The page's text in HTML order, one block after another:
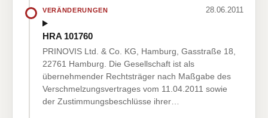
VERÄNDERUNGEN 28.06.2011
HRA 101760
PRINOVIS Ltd. & Co. KG, Hamburg, Gasstraße 18,
22761 Hamburg. Die Gesellschaft ist als
übernehmender Rechtsträger nach Maßgabe des
Verschmelzungsvertrages vom 11.04.2011 sowie
der Zustimmungsbeschlüsse ihrer…